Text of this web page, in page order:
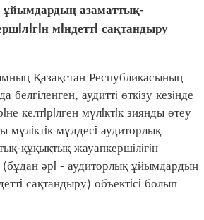
азаматтық-
мiндеттi сақтандыру
Қазақстан Республикасының
белгiленген, аудиттi өткiзу кезiнде
келтiрiлген мүлiктiк зиянды өтеу
мүлiктiк мүддесi аудиторлық
құқықтық жауапкершiлiгiн
әрi - аудиторлық ұйымдардың
сақтандыру) объектiсi болып